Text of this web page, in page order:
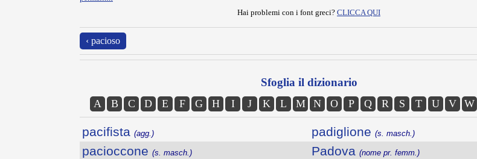
Hai problemi con i font greci? CLICCA QUI
‹ pacioso
Sfoglia il dizionario
A B C D E F G H I J K L M N O P Q R S T U V W
pacifista (agg.)
pacioccone (s. masch.)
padiglione (s. masch.)
Padova (nome pr. femm.)